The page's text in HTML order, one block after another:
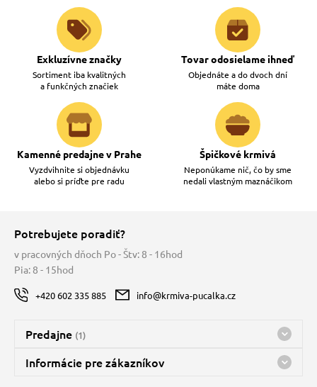
Exkluzívne značky
Sortiment iba kvalitných
a funkčných značiek
Tovar odosielame ihneď
Objednáte a do dvoch dní
máte doma
Kamenné predajne v Prahe
Vyzdvihnite si objednávku
alebo si príďte pre radu
Špičkové krmivá
Neponúkame nič, čo by sme
nedali vlastným maznáčikom
Potrebujete poradiť?
v pracovných dňoch Po - Štv: 8 - 16hod
Pia: 8 - 15hod
+420 602 335 885 info@krmiva-pucalka.cz
Predajne (1)
Predajňa a sklad Kbely
Bohužiaľ, momentálne máme zatvorené
Informácie pre zákazníkov